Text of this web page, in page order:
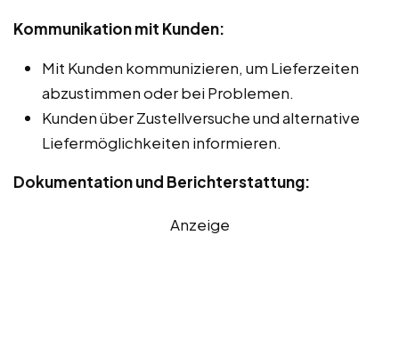
Kommunikation mit Kunden:
Mit Kunden kommunizieren, um Lieferzeiten
abzustimmen oder bei Problemen.
Kunden über Zustellversuche und alternative
Liefermöglichkeiten informieren.
Dokumentation und Berichterstattung:
Anzeige